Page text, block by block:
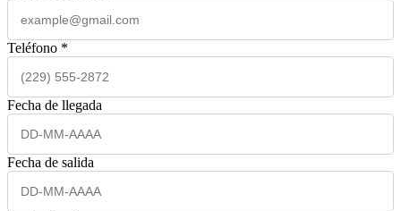
Teléfono *
Fecha de llegada
Fecha de salida